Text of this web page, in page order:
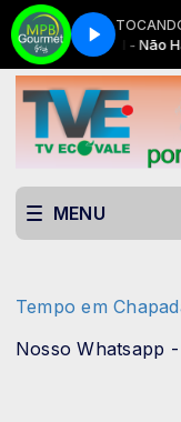
MPB GOURMET com
Sidney Magal - Não Há
MENU
Tempo em
Nosso Whatsapp